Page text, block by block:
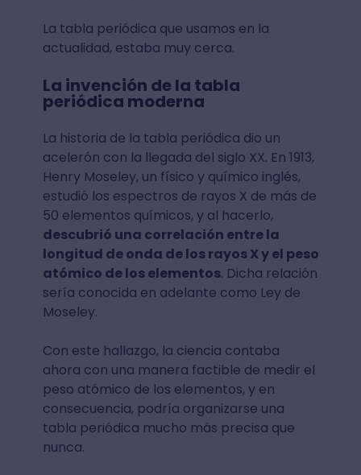
La tabla periódica que usamos en la
actualidad, estaba muy cerca.
La invención de la tabla
periódica moderna
La historia de la tabla periódica dio un
acelerón con la llegada del siglo XX. En 1913,
Henry Moseley, un físico y químico inglés,
estudió los espectros de rayos X de más de
50 elementos químicos, y al hacerlo,
descubrió una correlación entre la
longitud de onda de los rayos X y el peso
atómico de los elementos. Dicha relación
sería conocida en adelante como Ley de
Moseley.
Con este hallazgo, la ciencia contaba
ahora con una manera factible de medir el
peso atómico de los elementos, y en
consecuencia, podría organizarse una
tabla periódica mucho más precisa que
nunca.